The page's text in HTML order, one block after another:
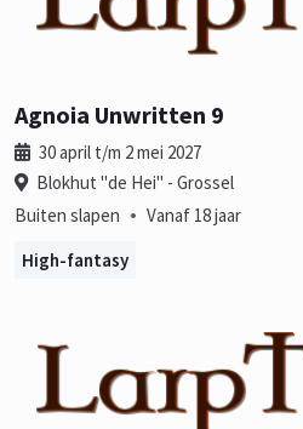
Agnoia Unwritten 9
30 april t/m 2 mei 2027
Blokhut "de Hei" - Grossel
Buiten slapen • Vanaf 18 jaar
High-fantasy